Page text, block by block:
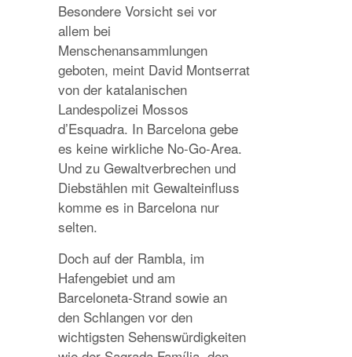
Besondere Vorsicht sei vor
allem bei
Menschenansammlungen
geboten, meint David Montserrat
von der katalanischen
Landespolizei Mossos
d’Esquadra. In Barcelona gebe
es keine wirkliche No-Go-Area.
Und zu Gewaltverbrechen und
Diebstählen mit Gewalteinfluss
komme es in Barcelona nur
selten.
Doch auf der Rambla, im
Hafengebiet und am
Barceloneta-Strand sowie an
den Schlangen vor den
wichtigsten Sehenswürdigkeiten